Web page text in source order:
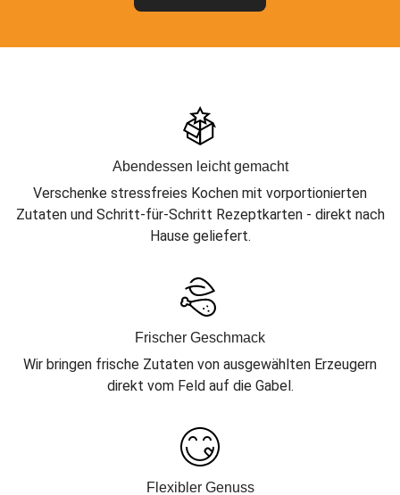
Abendessen leicht gemacht
Verschenke stressfreies Kochen mit vorportionierten
Zutaten und Schritt-für-Schritt Rezeptkarten - direkt nach
Hause geliefert.
Frischer Geschmack
Wir bringen frische Zutaten von ausgewählten Erzeugern
direkt vom Feld auf die Gabel.
Flexibler Genuss